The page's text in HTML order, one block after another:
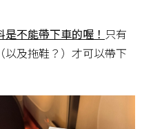
不能帶下車的喔！ 只有
及拖鞋？）才可以帶下